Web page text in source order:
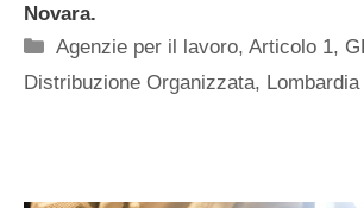
Novara.
Categorie
Agenzie per il lavoro,Articolo 1,
Distribuzione Organizzata, Lombardia